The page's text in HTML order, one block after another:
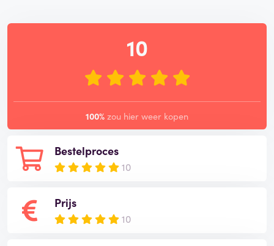
Bestelproces
10
Prijs
10
10
100% zou hier weer kopen